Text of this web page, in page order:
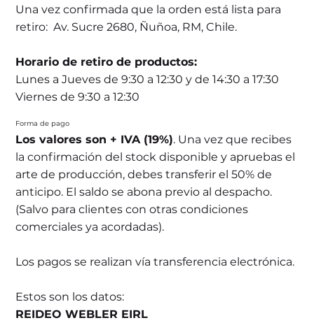
Una vez confirmada que la orden está lista para
retiro: Av. Sucre 2680, Ñuñoa, RM, Chile.
Horario de retiro de productos:
Lunes a Jueves de 9:30 a 12:30 y de 14:30 a 17:30
Viernes de 9:30 a 12:30
Forma de pago
Los valores son + IVA (19%). Una vez que recibes
la confirmación del stock disponible y apruebas el
arte de producción, debes transferir el 50% de
anticipo. El saldo se abona previo al despacho.
(Salvo para clientes con otras condiciones
comerciales ya acordadas).
Los pagos se realizan vía transferencia electrónica.
Estos son los datos:
REIDEO WEBLER EIRL